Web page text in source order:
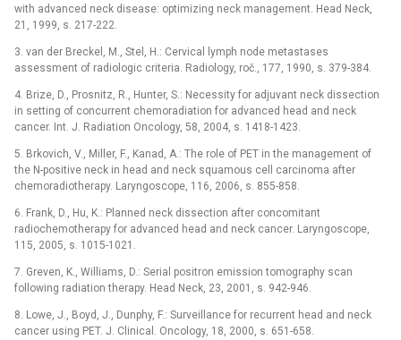
with advanced neck disease: optimizing neck management. Head Neck,
21, 1999, s. 217-222.
3. van der Breckel, M., Stel, H.: Cervical lymph node metastases
assessment of radiologic criteria. Radiology, roč., 177, 1990, s. 379-384.
4. Brize, D., Prosnitz, R., Hunter, S.: Necessity for adjuvant neck dissection
in setting of concurrent chemoradiation for advanced head and neck
cancer. Int. J. Radiation Oncology, 58, 2004, s. 1418-1423.
5. Brkovich, V., Miller, F., Kanad, A.: The role of PET in the management of
the N-positive neck in head and neck squamous cell carcinoma after
chemoradiotherapy. Laryngoscope, 116, 2006, s. 855-858.
6. Frank, D., Hu, K.: Planned neck dissection after concomitant
radiochemotherapy for advanced head and neck cancer. Laryngoscope,
115, 2005, s. 1015-1021.
7. Greven, K., Williams, D.: Serial positron emission tomography scan
following radiation therapy. Head Neck, 23, 2001, s. 942-946.
8. Lowe, J., Boyd, J., Dunphy, F.: Surveillance for recurrent head and neck
cancer using PET. J. Clinical. Oncology, 18, 2000, s. 651-658.